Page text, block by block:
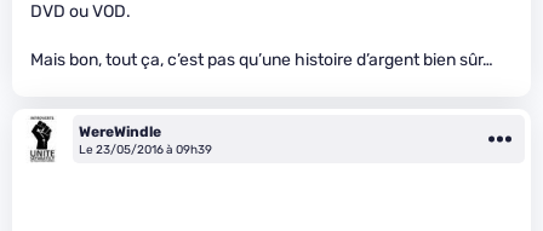
DVD ou VOD.
Mais bon, tout ça, c’est pas qu’une histoire d’argent bien sûr…
WereWindle
Le 23/05/2016 à 09h39